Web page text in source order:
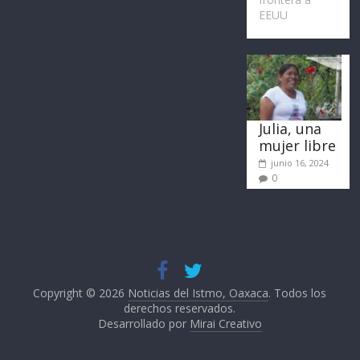
EEUU
Julia, una
mujer libre
junio 16, 2024
0
Copyright © 2026 Noticias del Istmo, Oaxaca. Todos los
derechos reservados.
Desarrollado por Mirai Creativo